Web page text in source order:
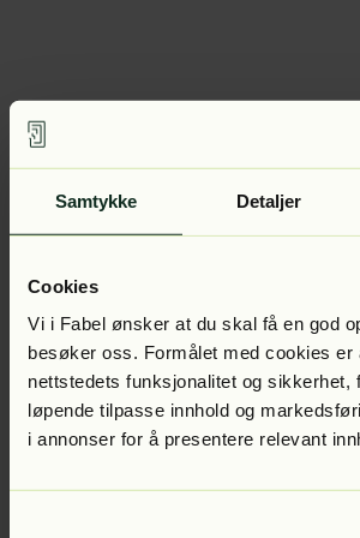
Samtykke Detaljer
Cookies
Vi i Fabel ønsker at du skal få en god
besøker oss. Formålet med cookies er
nettstedets funksjonalitet og sikkerhet,
løpende tilpasse innhold og
i annonser for å presentere relevant